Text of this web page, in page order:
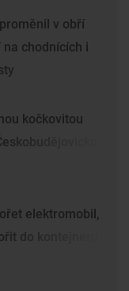
v obří
chodnících i
kočkovitou
elektromobil,
do kontejneru